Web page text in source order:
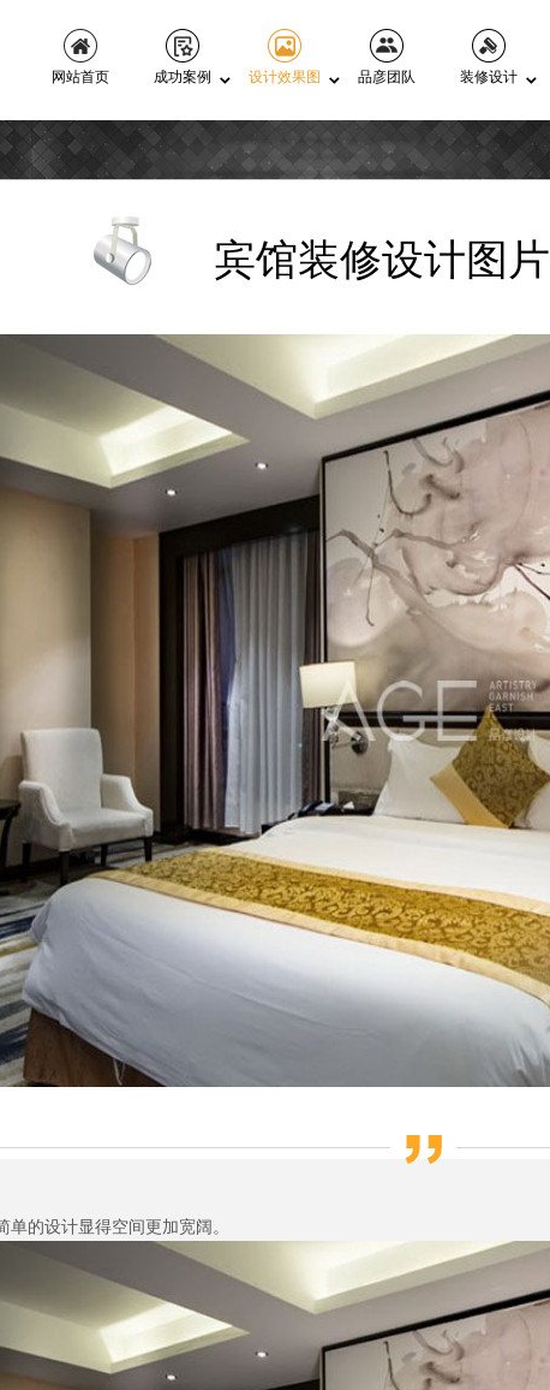
网站首页 成功案例 设计效果图 品彦团队 装修设计
宾馆装修设计图
的设计显得空间更加宽阔。